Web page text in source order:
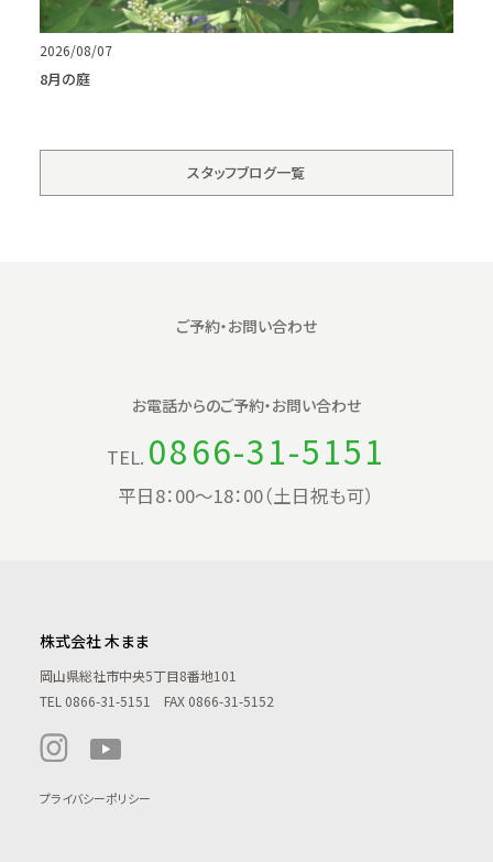
2026/08/07
8月の庭
スタッフブログ一覧
ご予約・お問い合わせ
お電話からのご予約・お問い合わせ
TEL. 0866-31-5151
平日8：00〜18：00（土日祝も可）
株式会社 木まま
岡山県総社市中央5丁目8番地101
TEL 0866-31-5151 FAX 0866-31-5152
プライバシーポリシー